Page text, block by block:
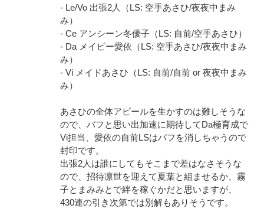
- Le/Vo 出張2人（LS: 空手あさひ/夜夜中まみ
み）
- Ce アンシーン冬優子（LS: 自前/空手あさひ）
- Da メイビー愛依（LS: 空手あさひ/夜夜中まみ
み）
- Vi メイドあさひ（LS: 自前/自前 or 夜夜中まみ
み）
あさひの全体アピールを生かすのは難しそうな
ので、バフと思い出加速に期待してDa極育成で
Vi担当、愛依の自前LSはバフを消しちゃうので
封印です。
出張2人は誰にしてもそこまで差はなさそうな
ので、招待凛世を迎えて夏葉と組ませるか、霧
子とまみみとで絆を稼ぐかだと思いますが、
430連の引き次第では別解もありそうです。